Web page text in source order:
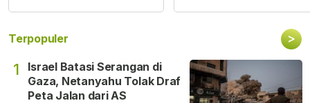
Terpopuler >
1
Israel Batasi Serangan di
Gaza, Netanyahu Tolak Draf
Peta Jalan dari AS